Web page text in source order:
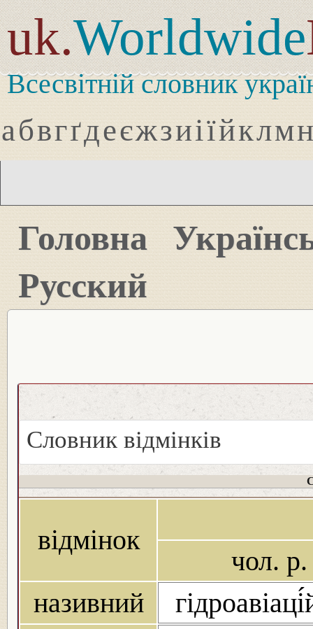
uk.Worldwide
Всесвітній словник
абвгґдеєжзиіїйклмн
Головна
Русский
Словник відмінків
відмінок
чол. р.
називний